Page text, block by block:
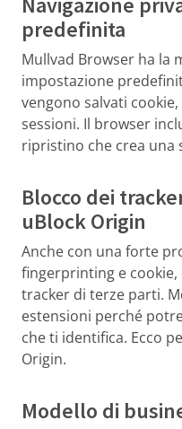
predefinita
Mullvad Browser ha la
impostazione
vengono salvati
sessioni. Il browser
ripristino che crea una
Blocco dei
uBlock Origin
Anche con una forte
fingerprinting e cookie,
tracker di terze parti.
estensioni perché
che ti identifica. Ecco
Origin.
Modello di